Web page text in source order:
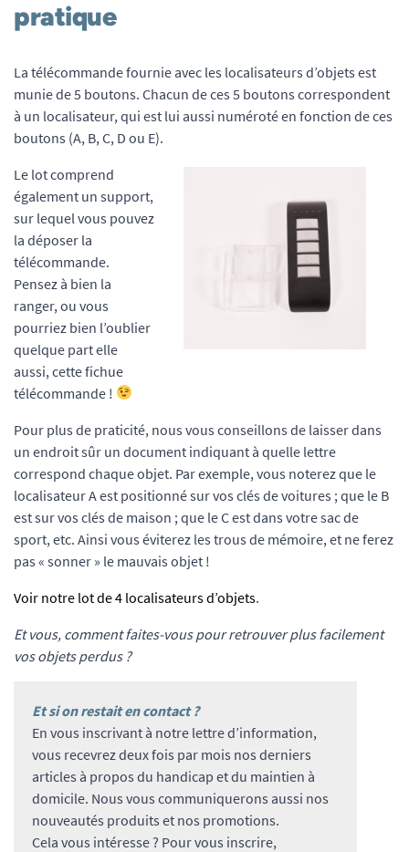
pratique
La télécommande fournie avec les localisateurs d’objets est
munie de 5 boutons. Chacun de ces 5 boutons correspondent
à un localisateur, qui est lui aussi numéroté en fonction de ces
boutons (A, B, C, D ou E).
Le lot comprend
également un support,
sur lequel vous pouvez
la déposer la
télécommande.
Pensez à bien la
ranger, ou vous
pourriez bien l’oublier
quelque part elle
aussi, cette fichue
télécommande !
Pour plus de praticité, nous vous conseillons de laisser dans
un endroit sûr un document indiquant à quelle lettre
correspond chaque objet. Par exemple, vous noterez que le
localisateur A est positionné sur vos clés de voitures ; que le B
est sur vos clés de maison ; que le C est dans votre sac de
sport, etc. Ainsi vous éviterez les trous de mémoire, et ne ferez
pas « sonner » le mauvais objet !
Voir notre lot de 4 localisateurs d’objets.
Et vous, comment faites-vous pour retrouver plus facilement
vos objets perdus ?
Et si on restait en contact ?
En vous inscrivant à notre lettre d’information,
vous recevrez deux fois par mois nos derniers
articles à propos du handicap et du maintien à
domicile. Nous vous communiquerons aussi nos
nouveautés produits et nos promotions.
Cela vous intéresse ? Pour vous inscrire,